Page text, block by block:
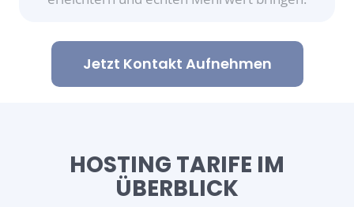
Jetzt Kontakt Aufnehmen
HOSTING TARIFE IM
ÜBERBLICK